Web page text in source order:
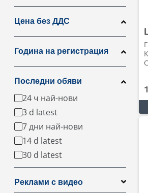
Цена без ДДС
Година на регистрация
Последни обяви
24 ч най-нови
3 d latest
7 дни най-нови
14 d latest
30 d latest
Реклами с видео